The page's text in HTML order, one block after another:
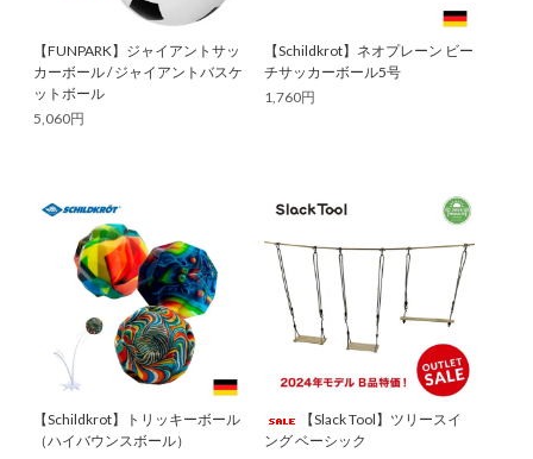
【FUNPARK】ジャイアントサッ
カーボール / ジャイアントバスケ
ットボール
5,060円
【Schildkrot】ネオプレーン ビー
チサッカーボール5号
1,760円
【Schildkrot】トリッキーボール
（ハイバウンスボール）
【Slack Tool】ツリースイ
ング ベーシック